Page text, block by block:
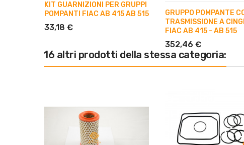
KIT GUARNIZIONI PER GRUPPI
POMPANTI FIAC AB 415 AB 515
33,18 €
GRUPPO POMPANTE
TRASMISSIONE A
FIAC AB 415 - AB 515
352,46 €
16 altri prodotti della stessa categoria: